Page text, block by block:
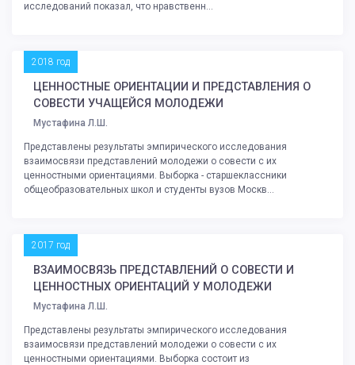
исследований показал, что нравственн...
2018 год
ЦЕННОСТНЫЕ ОРИЕНТАЦИИ И ПРЕДСТАВЛЕНИЯ О
СОВЕСТИ УЧАЩЕЙСЯ МОЛОДЕЖИ
Мустафина Л.Ш.
Представлены результаты эмпирического исследования
взаимосвязи представлений молодежи о совести с их
ценностными ориентациями. Выборка - старшеклассники
общеобразовательных школ и студенты вузов Москв...
2017 год
ВЗАИМОСВЯЗЬ ПРЕДСТАВЛЕНИЙ О СОВЕСТИ И
ЦЕННОСТНЫХ ОРИЕНТАЦИЙ У МОЛОДЕЖИ
Мустафина Л.Ш.
Представлены результаты эмпирического исследования
взаимосвязи представлений молодежи о совести с их
ценностными ориентациями. Выборка состоит из